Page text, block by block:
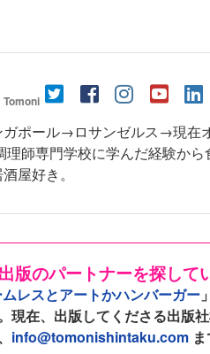
Tomoni
ポール→ロサンゼルス→現在
師専門学校に学んだ経験から
屋好き。
版のパートナーを探して
レスとアートかハンバーガー
現在、出版してくださる出版
info@tomonishintaku.com